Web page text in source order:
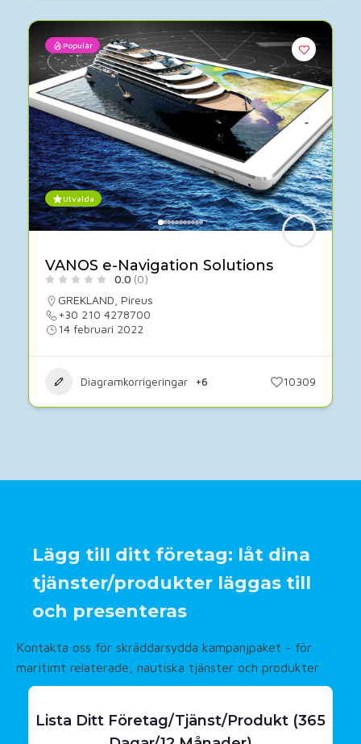
Populär
Utvalda
VANOS e-Navigation Solutions
0.0 (0)
GREKLAND Pireus
+30 210 4278700
14 februari 2022
Diagramkorrigeringar +6 10309
Lägg till ditt företag: låt dina
tjänster/produkter läggas till
och presenteras
Kontakta oss för skräddarsydda kampanjpaket - för
maritimt relaterade, nautiska tjänster och produkter
Lista Ditt Företag/tjänst/produkt (365